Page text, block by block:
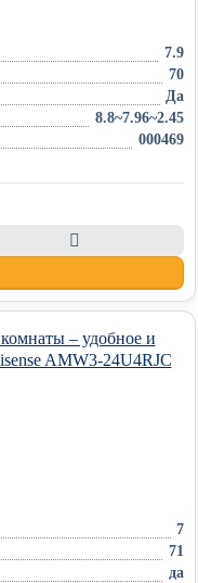
7.9
70
Да
8.8~7.96~2.45
000469
7
71
да